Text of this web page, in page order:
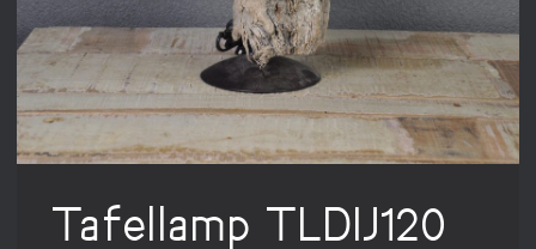
Tafellamp TLDIJ120